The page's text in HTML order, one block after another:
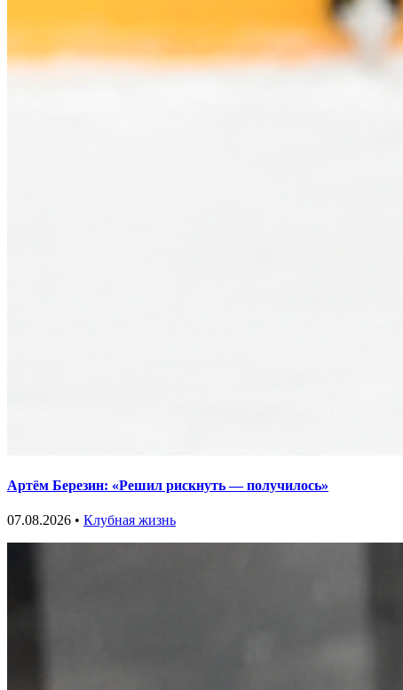
Артём Березин: «Решил рискнуть — получилось»
07.08.2026 • Клубная жизнь